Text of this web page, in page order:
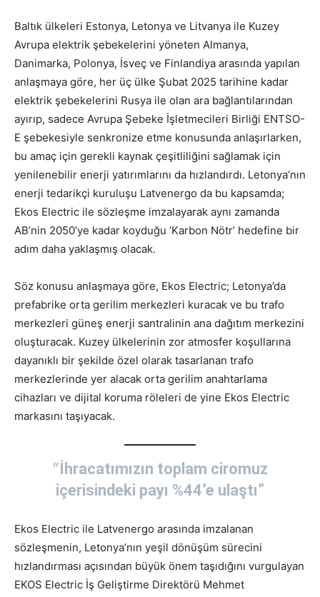
Baltık ülkeleri Estonya, Letonya ve Litvanya ile Kuzey
Avrupa elektrik şebekelerini yöneten Almanya,
Danimarka, Polonya, İsveç ve Finlandiya arasında yapılan
anlaşmaya göre, her üç ülke Şubat 2025 tarihine kadar
elektrik şebekelerini Rusya ile olan ara bağlantılarından
ayırıp, sadece Avrupa Şebeke İşletmecileri Birliği ENTSO-
E şebekesiyle senkronize etme konusunda anlaşırlarken,
bu amaç için gerekli kaynak çeşitliliğini sağlamak için
yenilenebilir enerji yatırımlarını da hızlandırdı. Letonya’nın
enerji tedarikçi kuruluşu Latvenergo da bu kapsamda;
Ekos Electric ile sözleşme imzalayarak aynı zamanda
AB’nin 2050’ye kadar koyduğu ‘Karbon Nötr’ hedefine bir
adım daha yaklaşmış olacak.
Söz konusu anlaşmaya göre, Ekos Electric; Letonya’da
prefabrike orta gerilim merkezleri kuracak ve bu trafo
merkezleri güneş enerji santralinin ana dağıtım merkezini
oluşturacak. Kuzey ülkelerinin zor atmosfer koşullarına
dayanıklı bir şekilde özel olarak tasarlanan trafo
merkezlerinde yer alacak orta gerilim anahtarlama
cihazları ve dijital koruma röleleri de yine Ekos Electric
markasını taşıyacak.
“İhracatımızın toplam ciromuz
içerisindeki payı %44’e ulaştı”
Ekos Electric ile Latvenergo arasında imzalanan
sözleşmenin, Letonya’nın yeşil dönüşüm sürecini
hızlandırması açısından büyük önem taşıdığını vurgulayan
EKOS Electric İş Geliştirme Direktörü Mehmet